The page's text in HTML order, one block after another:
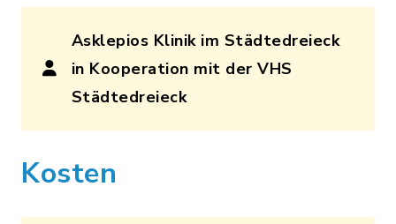
Asklepios Klinik im Städtedreieck
in Kooperation mit der VHS
Städtedreieck
Kosten